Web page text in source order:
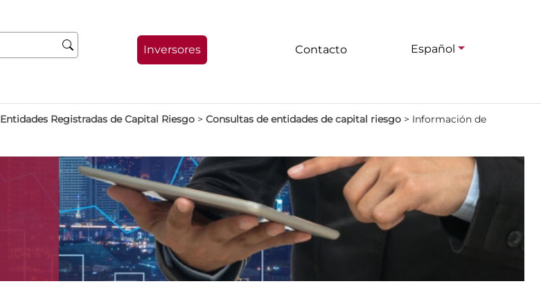
Inversores Contacto Español
Entidades Registradas de Capital Riesgo > Consultas de entidades de capital riesgo > Información de